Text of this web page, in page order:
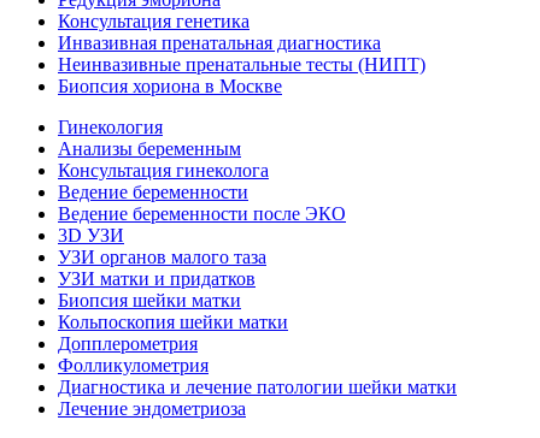
Консультация генетика
Инвазивная пренатальная диагностика
Неинвазивные пренатальные тесты (НИПТ)
Биопсия хориона в Москве
Гинекология
Анализы беременным
Консультация гинеколога
Ведение беременности
Ведение беременности после ЭКО
3D УЗИ
УЗИ органов малого таза
УЗИ матки и придатков
Биопсия шейки матки
Кольпоскопия шейки матки
Допплерометрия
Фолликулометрия
Диагностика и лечение патологии шейки матки
Лечение эндометриоза